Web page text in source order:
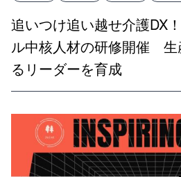
追いつけ追い越せ介護DX
ル中核人材の研修開催 生
るリーダーを育成